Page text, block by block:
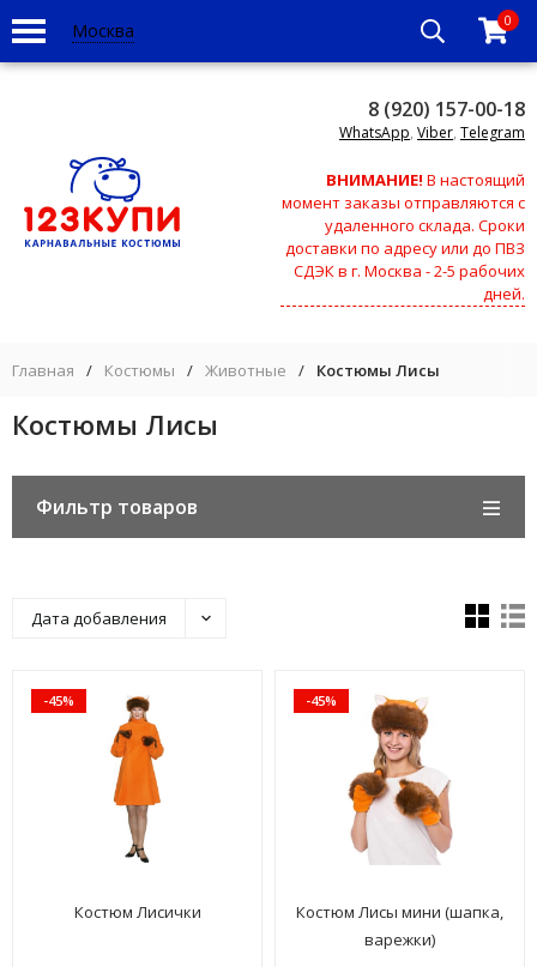
Москва 0
8 (920) 157-00-18
WhatsApp, Viber, Telegram
ВНИМАНИЕ! В настоящий
момент заказы отправляются с
удаленного склада. Сроки
доставки по адресу или до ПВЗ
СДЭК в г. Москва - 2-5 рабочих
дней.
Главная / Костюмы / Животные / Костюмы Лисы
Костюмы Лисы
Фильтр товаров
Дата добавления
-45%
Костюм Лисички
-45%
Костюм Лисы мини (шапка,
варежки)